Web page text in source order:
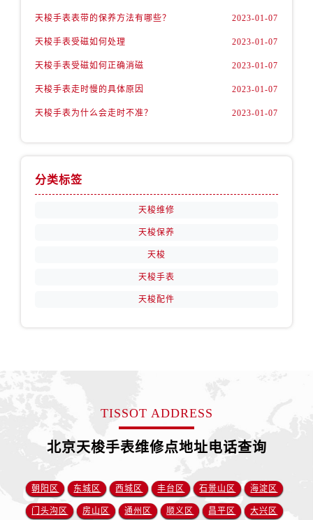
天梭手表表带的保养方法有哪些？ 2023-01-07
天梭手表受磁如何处理 2023-01-07
天梭手表受磁如何正确消磁 2023-01-07
天梭手表走时慢的具体原因 2023-01-07
天梭手表为什么会走时不准？ 2023-01-07
分类标签
天梭维修
天梭保养
天梭
天梭手表
天梭配件
TISSOT ADDRESS
北京天梭手表维修点地址电话查询
朝阳区 东城区 西城区 丰台区 石景山区 海淀区
门头沟区 房山区 通州区 顺义区 昌平区 大兴区